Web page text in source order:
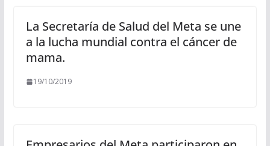
La Secretaría de Salud del Meta se une
a la lucha mundial contra el cáncer de
mama.
19/10/2019